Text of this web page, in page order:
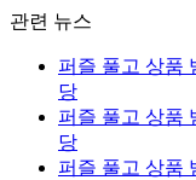
관련 뉴스
퍼즐 풀고 상품
당
퍼즐 풀고 상품
당
퍼즐 풀고 상품